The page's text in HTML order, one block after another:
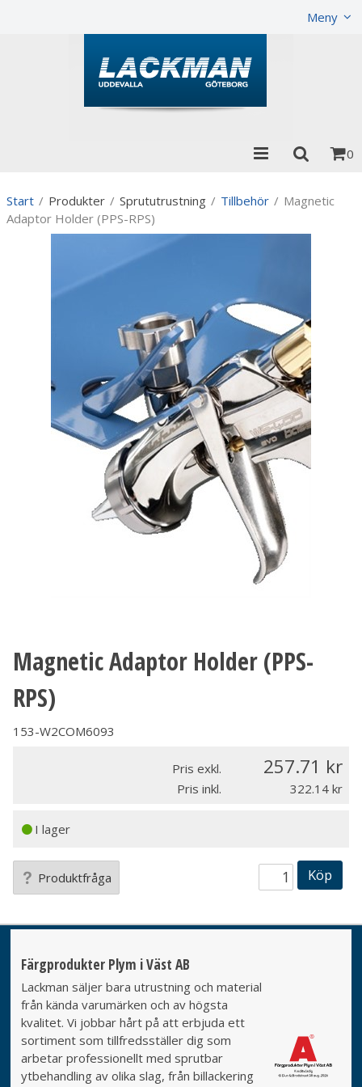
Meny
0
Start / Produkter / Sprututrustning / Tillbehör / Magnetic
Adaptor Holder (PPS-RPS)
Magnetic Adaptor Holder (PPS-
RPS)
153-W2COM6093
Pris exkl. 257.71
Pris inkl. 322.14
I lager
Produktfråga Köp
Färgprodukter Plym i Väst AB
Lackman säljer bara utrustning och material
från kända varumärken och av högsta
kvalitet. Vi jobbar hårt på att erbjuda ett
sortiment som tillfredsställer dig som
arbetar professionellt med sprutbar
ytbehandling av olika slag, från billackering